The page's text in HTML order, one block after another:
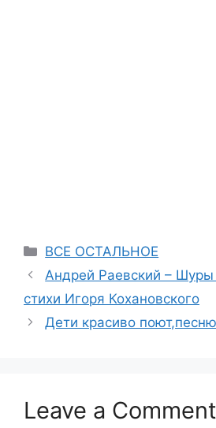
Categories
ВСЕ ОСТАЛЬНОЕ
Андрей Раевский –
стихи Игоря Кохановского
Дети красиво
Leave a Comment